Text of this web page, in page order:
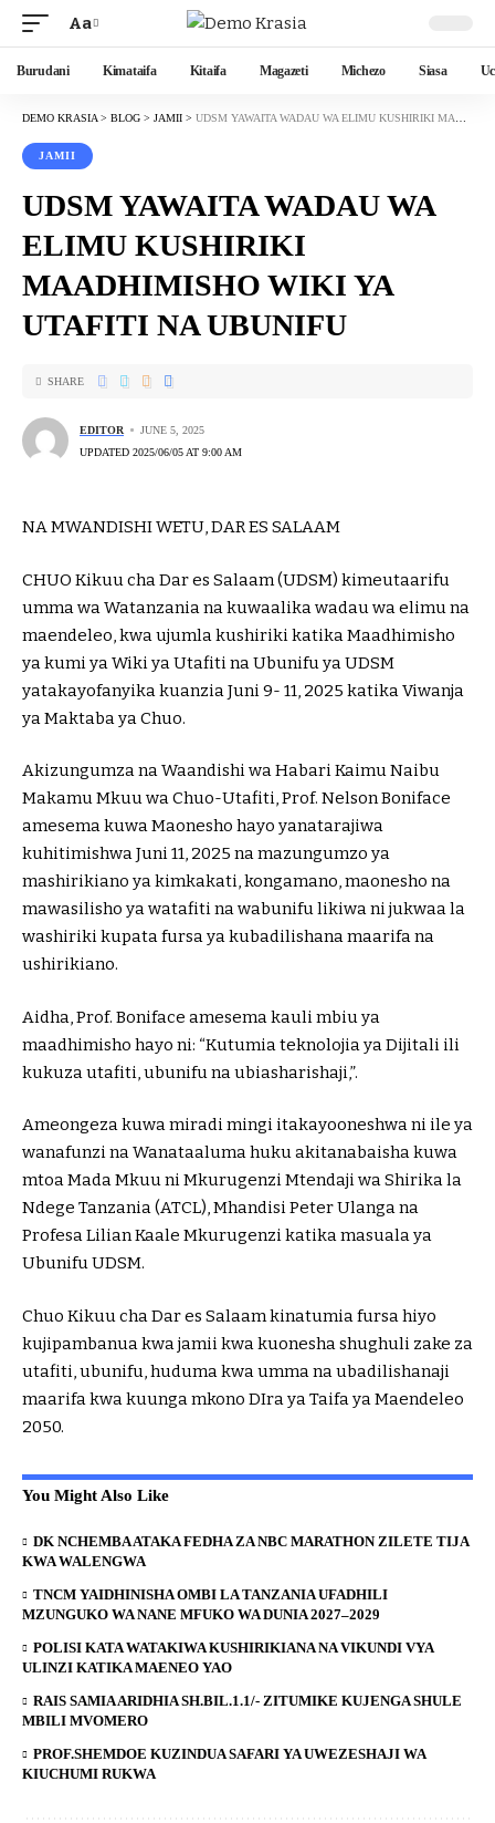
Aa
Burudani Kimataifa Kitaifa Magazeti Michezo Siasa
DEMO KRASIA > BLOG > JAMII > UDSM YAWAITA WADAU WA ELIMU KUSHIRIKI MAADHIMISHO WIKI YA UTAFITI NA UBUNIFU
JAMII
UDSM YAWAITA WADAU WA
ELIMU KUSHIRIKI
MAADHIMISHO WIKI YA
UTAFITI NA UBUNIFU
EDITOR
JUNE 5, 2025
UPDATED 2025/06/05 AT 9:00 AM
SHARE
NA MWANDISHI WETU, DAR ES SALAAM
CHUO Kikuu cha Dar es Salaam (UDSM) kimeutaarifu
umma wa Watanzania na kuwaalika wadau wa elimu na
maendeleo, kwa ujumla kushiriki katika Maadhimisho
ya kumi ya Wiki ya Utafiti na Ubunifu ya UDSM
yatakayofanyika kuanzia Juni 9- 11, 2025 katika Viwanja
ya Maktaba ya Chuo.
Akizungumza na Waandishi wa Habari Kaimu Naibu
Makamu Mkuu wa Chuo-Utafiti, Prof. Nelson Boniface
amesema kuwa Maonesho hayo yanatarajiwa
kuhitimishwa Juni 11, 2025 na mazungumzo ya
mashirikiano ya kimkakati, kongamano, maonesho na
mawasilisho ya watafiti na wabunifu likiwa ni jukwaa la
washiriki kupata fursa ya kubadilishana maarifa na
ushirikiano.
Aidha, Prof. Boniface amesema kauli mbiu ya
maadhimisho hayo ni: “Kutumia teknolojia ya Dijitali ili
kukuza utafiti, ubunifu na ubiasharishaji,”.
Ameongeza kuwa miradi mingi itakayooneshwa ni ile ya
wanafunzi na Wanataaluma huku akitanabaisha kuwa
mtoa Mada Mkuu ni Mkurugenzi Mtendaji wa Shirika la
Ndege Tanzania (ATCL), Mhandisi Peter Ulanga na
Profesa Lilian Kaale Mkurugenzi katika masuala ya
Ubunifu UDSM.
Chuo Kikuu cha Dar es Salaam kinatumia fursa hiyo
kujipambanua kwa jamii kwa kuonesha shughuli zake za
utafiti, ubunifu, huduma kwa umma na ubadilishanaji
maarifa kwa kuunga mkono DIra ya Taifa ya Maendeleo
2050.
You Might Also Like
DK NCHEMBA ATAKA FEDHA ZA NBC MARATHON ZILETE TIJA
KWA WALENGWA
TNCM YAIDHINISHA OMBI LA TANZANIA UFADHILI
MZUNGUKO WA NANE MFUKO WA DUNIA 2027–2029
POLISI KATA WATAKIWA KUSHIRIKIANA NA VIKUNDI VYA
ULINZI KATIKA MAENEO YAO
RAIS SAMIA ARIDHIA SH.BIL.1.1/- ZITUMIKE KUJENGA SHULE
MBILI MVOMERO
PROF.SHEMDOE KUZINDUA SAFARI YA UWEZESHAJI WA
KIUCHUMI RUKWA